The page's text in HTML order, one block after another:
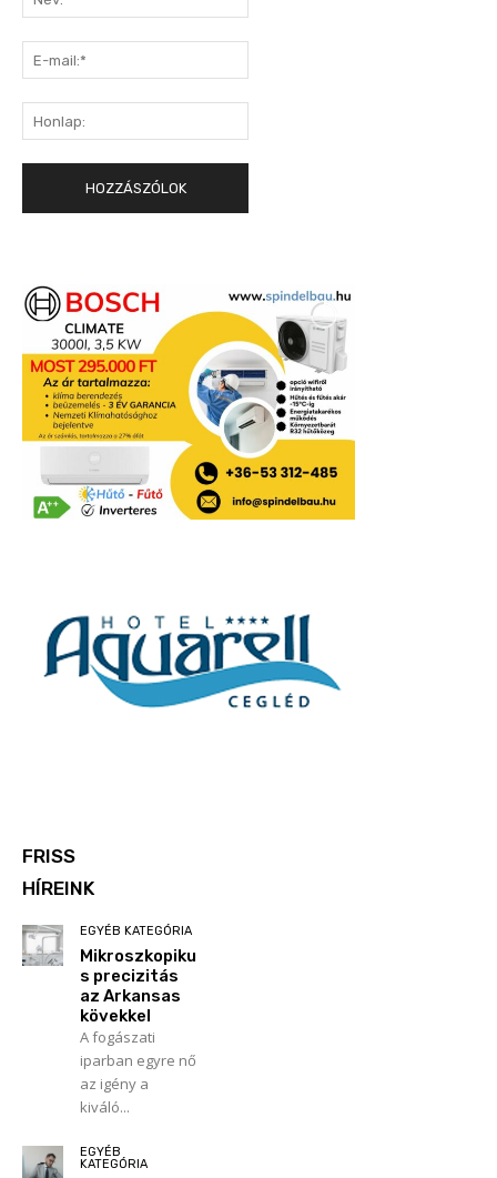
mail:*
FRISS
HÍREINK
EGYÉB KATEGÓRIA
Mikroszkopiku
s precizitás
az Arkansas
kövekkel
A fogászati
iparban egyre nő
az igény a
kiváló...
EGYÉB
KATEGÓRIA